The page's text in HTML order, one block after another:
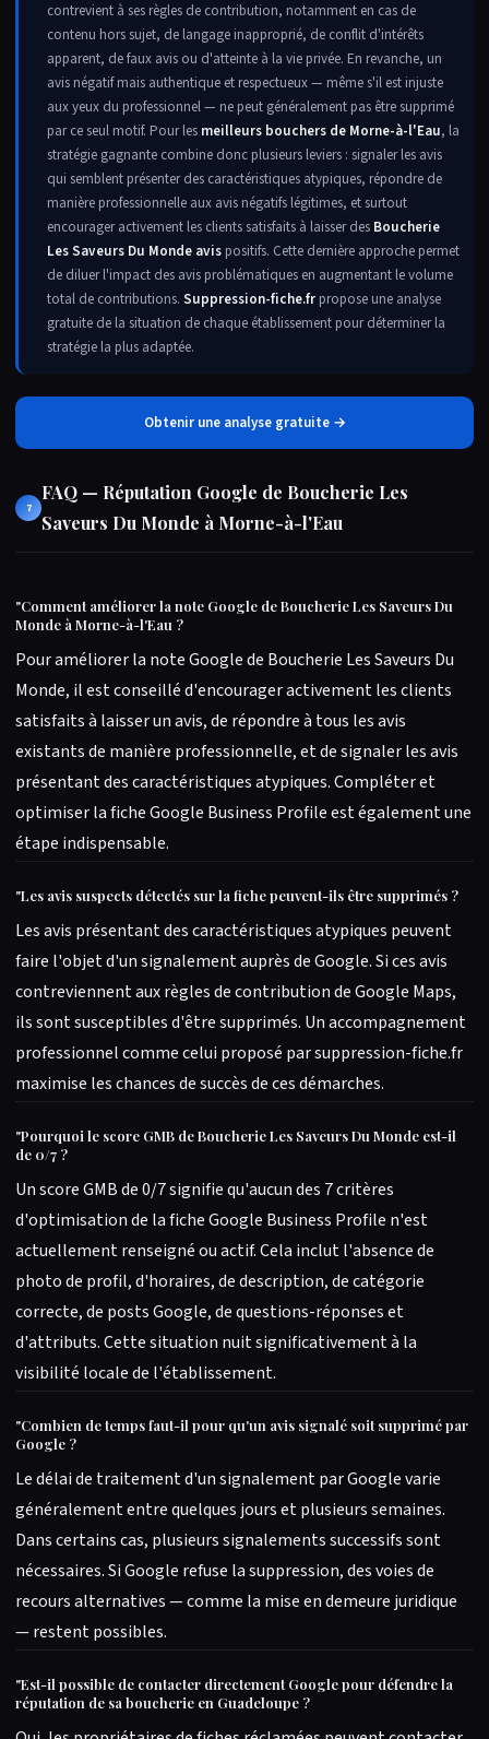
contrevient à ses règles de contribution, notamment en cas de
contenu hors sujet, de langage inapproprié, de conflit d'intérêts
apparent, de faux avis ou d'atteinte à la vie privée. En revanche, un
avis négatif mais authentique et respectueux — même s'il est injuste
aux yeux du professionnel — ne peut généralement pas être supprimé
par ce seul motif. Pour les meilleurs bouchers de Morne-à-l'Eau, la
stratégie gagnante combine donc plusieurs leviers : signaler les avis
qui semblent présenter des caractéristiques atypiques, répondre de
manière professionnelle aux avis négatifs légitimes, et surtout
encourager activement les clients satisfaits à laisser des Boucherie
Les Saveurs Du Monde avis positifs. Cette dernière approche permet
de diluer l'impact des avis problématiques en augmentant le volume
total de contributions. Suppression-fiche.fr propose une analyse
gratuite de la situation de chaque établissement pour déterminer la
stratégie la plus adaptée.
Obtenir une analyse gratuite →
7
FAQ — Réputation Google de Boucherie Les
Saveurs Du Monde à Morne-à-l'Eau
"Comment améliorer la note Google de Boucherie Les Saveurs Du
Monde à Morne-à-l'Eau ?
Pour améliorer la note Google de Boucherie Les Saveurs Du
Monde, il est conseillé d'encourager activement les clients
satisfaits à laisser un avis, de répondre à tous les avis
existants de manière professionnelle, et de signaler les avis
présentant des caractéristiques atypiques. Compléter et
optimiser la fiche Google Business Profile est également une
étape indispensable.
"Les avis suspects détectés sur la fiche peuvent-ils être supprimés ?
Les avis présentant des caractéristiques atypiques peuvent
faire l'objet d'un signalement auprès de Google. Si ces avis
contreviennent aux règles de contribution de Google Maps,
ils sont susceptibles d'être supprimés. Un accompagnement
professionnel comme celui proposé par suppression-fiche.fr
maximise les chances de succès de ces démarches.
"Pourquoi le score GMB de Boucherie Les Saveurs Du Monde est-il
de 0/7 ?
Un score GMB de 0/7 signifie qu'aucun des 7 critères
d'optimisation de la fiche Google Business Profile n'est
actuellement renseigné ou actif. Cela inclut l'absence de
photo de profil, d'horaires, de description, de catégorie
correcte, de posts Google, de questions-réponses et
d'attributs. Cette situation nuit significativement à la
visibilité locale de l'établissement.
"Combien de temps faut-il pour qu'un avis signalé soit supprimé par
Google ?
Le délai de traitement d'un signalement par Google varie
généralement entre quelques jours et plusieurs semaines.
Dans certains cas, plusieurs signalements successifs sont
nécessaires. Si Google refuse la suppression, des voies de
recours alternatives — comme la mise en demeure juridique
— restent possibles.
"Est-il possible de contacter directement Google pour défendre la
réputation de sa boucherie en Guadeloupe ?